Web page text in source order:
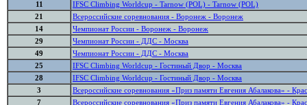
11
IFSC Climbing Worldcup - Tarnow (POL) - Tarnow (POL)
21
Всероссийские соревнования - Воронеж - Воронеж
14
Чемпионат России - Воронеж - Воронеж
29
Чемпионат России - ДДС - Москва
49
Чемпионат России - ДДС - Москва
25
IFSC Climbing Worldcup - Гостиный Двор - Москва
28
IFSC Climbing Worldcup - Гостиный Двор - Москва
3
Всероссийские соревнования «Приз памяти Евгения Абалакова» -
7
Всероссийские соревнования «Приз памяти Евгения Абалакова» -